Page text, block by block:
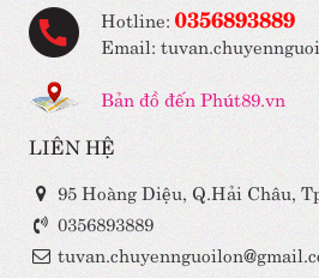
Hotline: 0356893889
Email:
Bản đồ đến Phút89.vn
LIÊN HỆ
95 Hoàng Diệu, Q.Hải Châu,
0356893889